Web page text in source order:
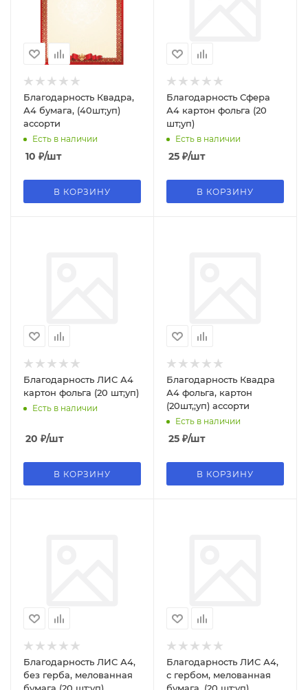
Благодарность Квадра,
А4 бумага, (40шт;уп)
ассорти
Есть в наличии
10 ₽/шт
В КОРЗИНУ
Благодарность Сфера
А4 картон фольга (20
шт;уп)
Есть в наличии
25 ₽/шт
В КОРЗИНУ
Благодарность ЛИС А4
картон фольга (20 шт;уп)
Есть в наличии
20 ₽/шт
В КОРЗИНУ
Благодарность Квадра
А4 фольга, картон
(20шт,;уп) ассорти
Есть в наличии
25 ₽/шт
В КОРЗИНУ
Благодарность ЛИС А4,
без герба, мелованная
Благодарность ЛИС А4,
с гербом, мелованная